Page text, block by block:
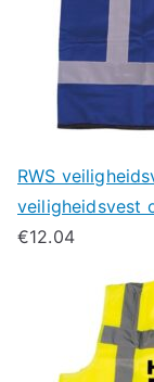
RWS
veiligheidsvest
€12.04